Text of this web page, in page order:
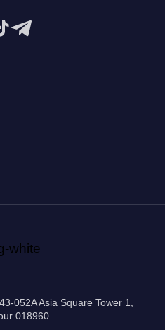
052A Asia Square Tower 1,
018960